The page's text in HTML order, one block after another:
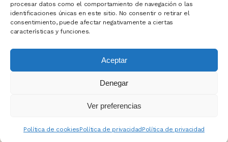
procesar datos como el comportamiento de navegación o las
identificaciones únicas en este sitio. No consentir o retirar el
consentimiento, puede afectar negativamente a ciertas
características y funciones.
Aceptar
Denegar
Ver preferencias
Política de cookiesPolítica de privacidadPolítica de privacidad
NEWSLETTER
cookies